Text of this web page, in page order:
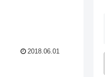
2018.06.01